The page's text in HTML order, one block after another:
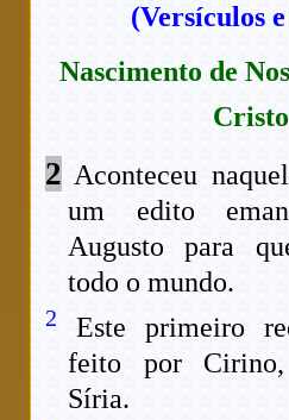
(Versículos
Nascimento de
Cristo
2 Aconteceu
um edito
Augusto para
todo o mundo.
2
Este primeiro
feito por Cirino,
Síria.